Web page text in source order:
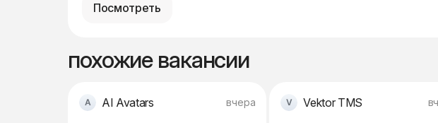
Посмотреть
похожие вакансии
AI Avatars вчера Vektor TMS